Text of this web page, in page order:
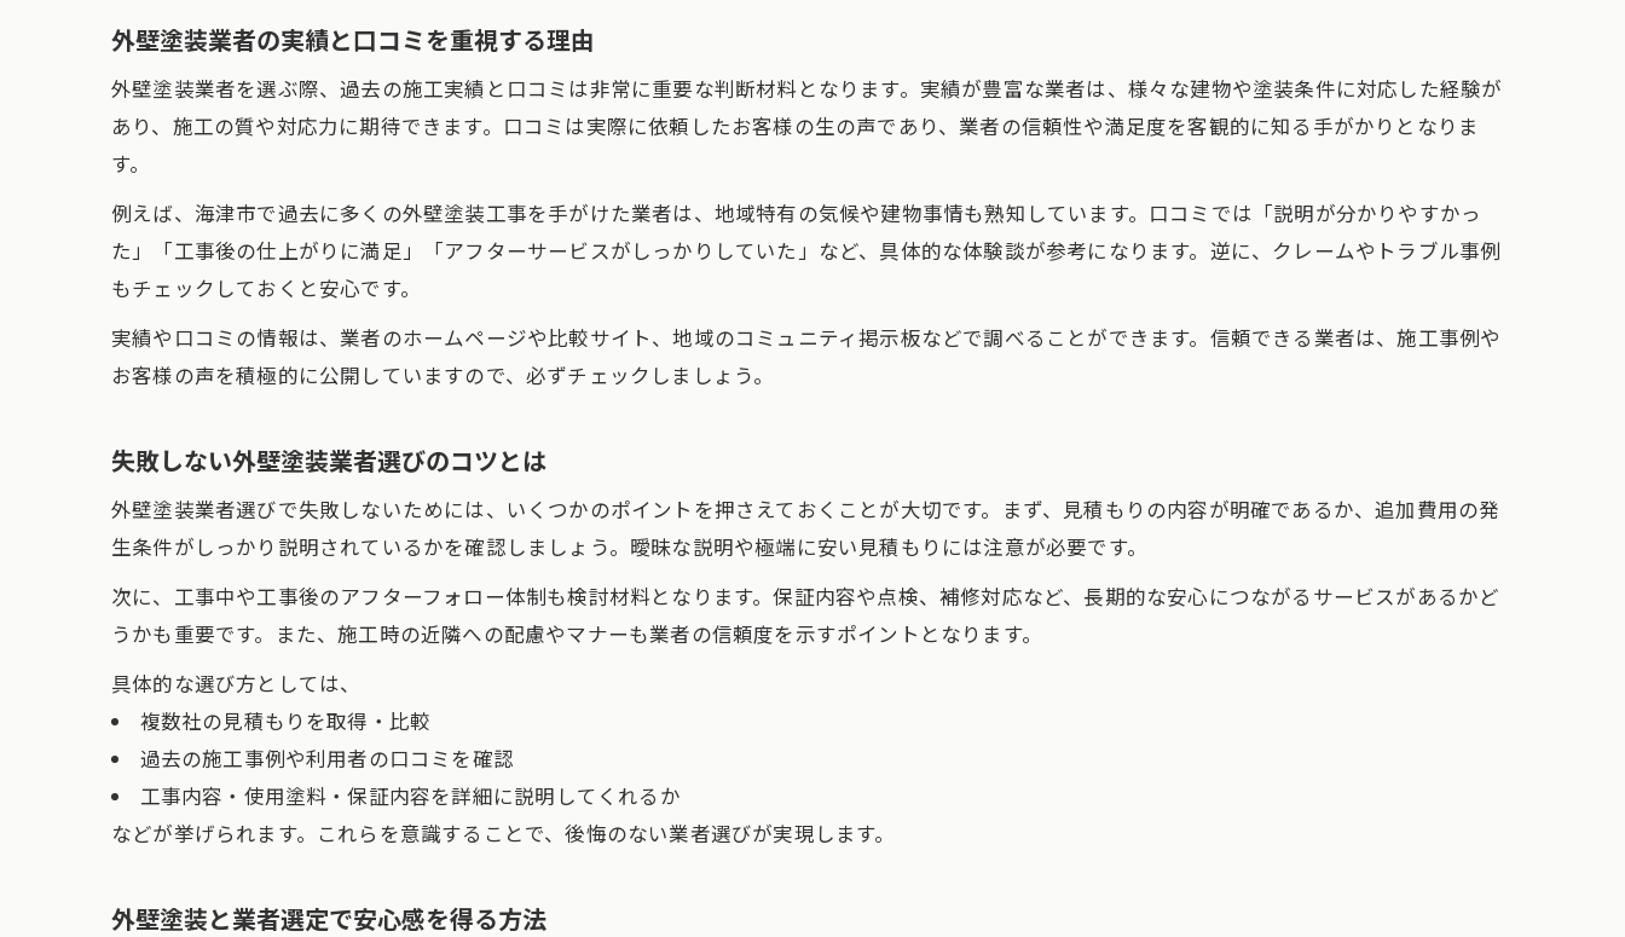
外壁塗装の見積もり内容を丁寧に確認
外壁塗装業者の提案力と対応姿勢を評価
外壁塗装業者の資格や保証内容の確認法
安心感を高める業者選定の重要ポイント
外壁塗装の納得できる説明を受ける方法
外壁塗装の保証内容とサポート体制を比較
費用と保証を意識した外壁塗装の選択法
外壁塗装の費用相場と適正価格を知る方法
外壁塗装の保証期間や内容のチェックポイント
外壁塗装業者の見積もり比較で注意すべき点
外壁塗装業者の実績と口コミを重視する理由
外壁塗装業者を選ぶ際、過去の施工実績と口コミは非常に重要な判断材料となります。実績が豊富な業者は、様々な建物や塗装条件に対応した経験が
あり、施工の質や対応力に期待できます。口コミは実際に依頼したお客様の生の声であり、業者の信頼性や満足度を客観的に知る手がかりとなりま
す。
例えば、海津市で過去に多くの外壁塗装工事を手がけた業者は、地域特有の気候や建物事情も熟知しています。口コミでは「説明が分かりやすかっ
た」「工事後の仕上がりに満足」「アフターサービスがしっかりしていた」など、具体的な体験談が参考になります。逆に、クレームやトラブル事例
もチェックしておくと安心です。
実績や口コミの情報は、業者のホームページや比較サイト、地域のコミュニティ掲示板などで調べることができます。信頼できる業者は、施工事例や
お客様の声を積極的に公開していますので、必ずチェックしましょう。
失敗しない外壁塗装業者選びのコツとは
外壁塗装業者選びで失敗しないためには、いくつかのポイントを押さえておくことが大切です。まず、見積もりの内容が明確であるか、追加費用の発
生条件がしっかり説明されているかを確認しましょう。曖昧な説明や極端に安い見積もりには注意が必要です。
次に、工事中や工事後のアフターフォロー体制も検討材料となります。保証内容や点検、補修対応など、長期的な安心につながるサービスがあるかど
うかも重要です。また、施工時の近隣への配慮やマナーも業者の信頼度を示すポイントとなります。
具体的な選び方としては、
複数社の見積もりを取得・比較
過去の施工事例や利用者の口コミを確認
工事内容・使用塗料・保証内容を詳細に説明してくれるか
などが挙げられます。これらを意識することで、後悔のない業者選びが実現します。
外壁塗装と業者選定で安心感を得る方法
お問い合わせ・ご相談はこちら
お問い合わせ・ご相談はこちら